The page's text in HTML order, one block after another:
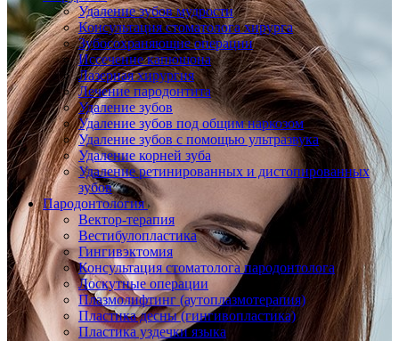
Удаление зубов мудрости
Консультация стоматолога хирурга
Зубосохраняющие операции
Иссечение капюшона
Лазерная хирургия
Лечение пародонтита
Удаление зубов
Удаление зубов под общим наркозом
Удаление зубов с помощью ультразвука
Удаление корней зуба
Удаление ретинированных и дистопированных
зубов
Пародонтология
Вектор-терапия
Вестибулопластика
Гингивэктомия
Консультация стоматолога пародонтолога
Лоскутные операции
Плазмолифтинг (аутоплазмотерапия)
Пластика десны (гингивопластика)
Пластика уздечки языка